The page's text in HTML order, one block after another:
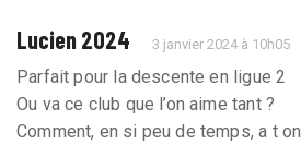
Lucien 2024 3 janvier 2024 à 10h05
Parfait pour la descente en ligue 2
Ou va ce club que l’on aime tant ?
Comment, en si peu de temps, a t